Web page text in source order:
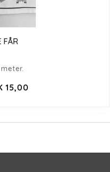
FÅR
15,00